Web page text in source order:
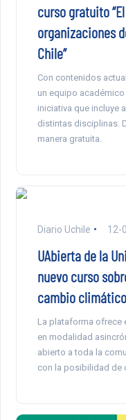
curso gratuito
organizaciones
Chile”
Con contenidos
un equipo
iniciativa que incluye
distintas disciplinas.
manera gratuita.
Diario Uchile 12-
UAbierta de la
nuevo curso
cambio
La plataforma ofrece
en modalidad
abierto a toda la
con la posibilidad de